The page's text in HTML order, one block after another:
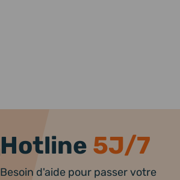
Hotline 5J/7
Besoin d'aide pour passer votre